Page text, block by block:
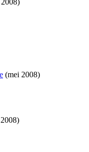
(mei 2008)